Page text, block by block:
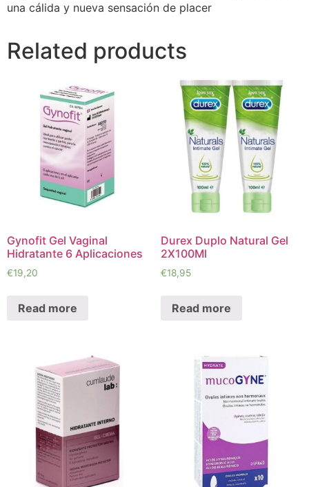
una cálida y nueva sensación de placer
Related products
Gynofit Gel Vaginal
Hidratante 6 Aplicaciones
€19,20
Read more
Durex Duplo Natural Gel
2X100Ml
€18,95
Read more